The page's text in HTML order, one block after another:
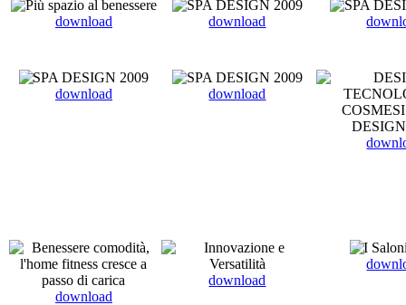
download download
download download
download
download